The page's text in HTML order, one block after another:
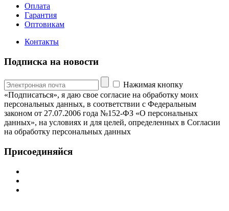
Оплата
Гарантия
Оптовикам
Контакты
Подписка на новости
Нажимая кнопку
«Подписаться», я даю свое согласие на обработку моих
персональных данных, в соответствии с Федеральным
законом от 27.07.2006 года №152-ФЗ «О персональных
данных», на условиях и для целей, определенных в Согласии
на обработку персональных данных
Присоединяйся